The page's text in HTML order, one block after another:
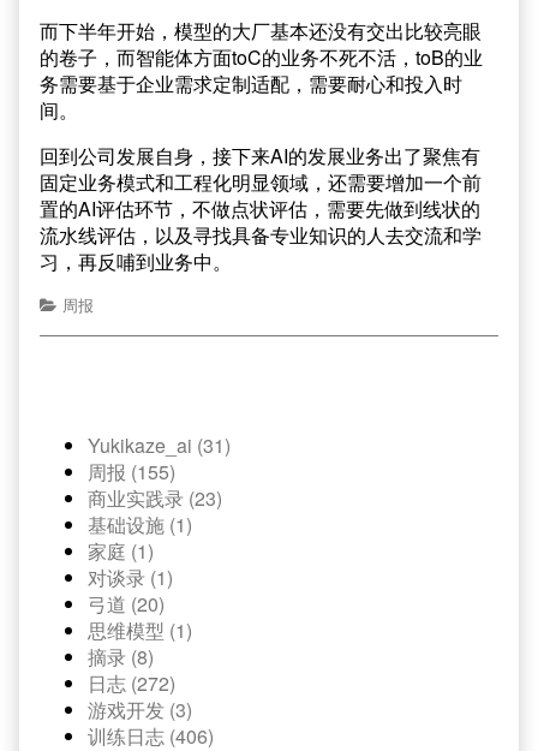
而下半年开始，模型的大厂基本还没有交出比较亮眼
的卷子，而智能体方面toC的业务不死不活，toB的业
务需要基于企业需求定制适配，需要耐心和投入时
间。
回到公司发展自身，接下来AI的发展业务出了聚焦有
固定业务模式和工程化明显领域，还需要增加一个前
置的AI评估环节，不做点状评估，需要先做到线状的
流水线评估，以及寻找具备专业知识的人去交流和学
习，再反哺到业务中。
周报
Yukikaze_ai (31)
周报 (155)
商业实践录 (23)
基础设施 (1)
家庭 (1)
对谈录 (1)
弓道 (20)
思维模型 (1)
摘录 (8)
日志 (272)
游戏开发 (3)
训练日志 (406)